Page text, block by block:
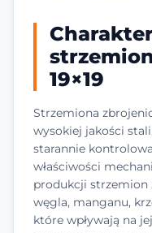
19×19
Strzemiona
wysokiej jakości
starannie
właściwości
produkcji strzemion
węgla, manganu,
które wpływają na